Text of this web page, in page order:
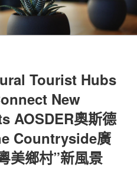
Tourist Hubs
New
AOSDER奧斯德
Countryside廣
美鄉村”新風景